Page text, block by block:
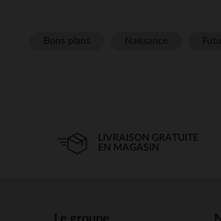
LIVRAISON GRATUITE
EN MAGASIN